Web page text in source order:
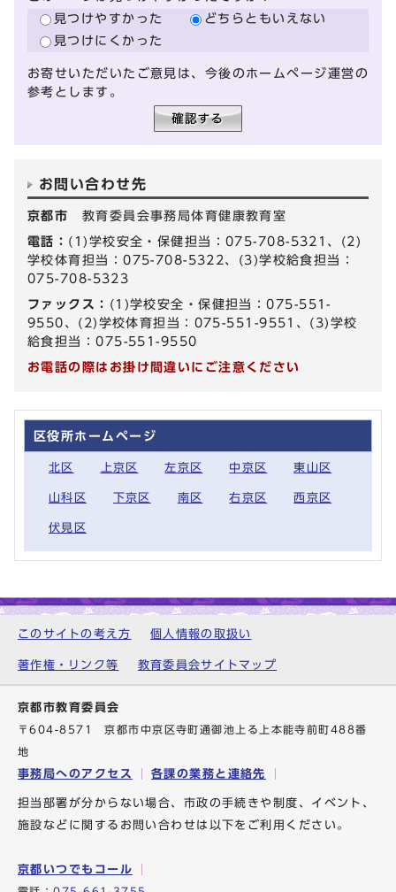
見つけやすかった
どちらともいえない
見つけにくかった
お寄せいただいたご意見は、今後のホームページ運営の
参考とします。
お問い合わせ先
京都市 教育委員会事務局体育健康教育室
電話： (1)学校安全・保健担当：075-708-5321、(2)
学校体育担当：075-708-5322、(3)学校給食担当：
075-708-5323
ファックス： (1)学校安全・保健担当：075-551-
9550、(2)学校体育担当：075-551-9551、(3)学校
給食担当：075-551-9550
お電話の際はお掛け間違いにご注意ください
区役所ホームページ
北区 上京区 左京区 中京区 東山区
山科区 下京区 南区 右京区 西京区
伏見区
このサイトの考え方 個人情報の取扱い
著作権・リンク等 教育委員会サイトマップ
京都市教育委員会
〒604-8571 京都市中京区寺町通御池上る上本能寺前町488番
地
事務局へのアクセス 各課の業務と連絡先
担当部署が分からない場合、市政の手続きや制度、イベント、
施設などに関するお問い合わせは以下をご利用ください。
京都いつでもコール